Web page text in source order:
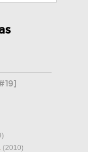
(2010)